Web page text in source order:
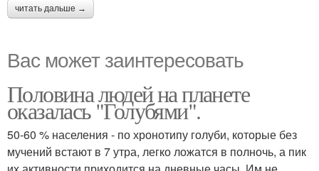
читать дальше →
Вас может заинтересовать
Половина людей на планете
оказалась "Голубями".
50-60 % населения - по хронотипу голуби, которые без
мучений встают в 7 утра, легко ложатся в полночь, а пик